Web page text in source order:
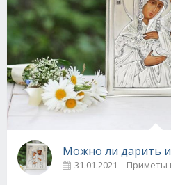
Можно ли дарить
31.01.2021